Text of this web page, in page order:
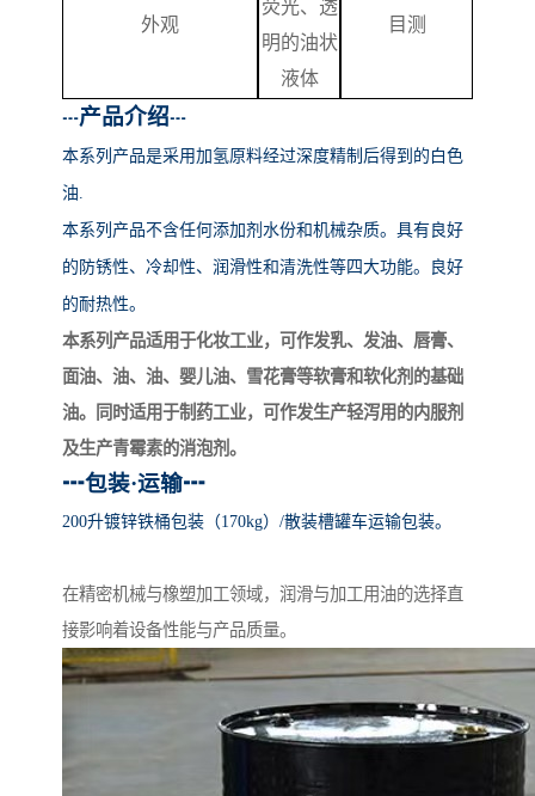
外观
荧光、透
明的油状
液体
目测
┅产品介绍┅
本系列产品是采用加氢原料经过深度精制后得到的白色
油.
本系列产品不含任何添加剂水份和机械杂质。具有良好
的防锈性、冷却性、润滑性和清洗性等四大功能。良好
的耐热性。
本系列产品适用于化妆工业，可作发乳、发油、唇膏、
面油、油、油、婴儿油、雪花膏等软膏和软化剂的基础
油。同时适用于制药工业，可作发生产轻泻用的内服剂
及生产青霉素的消泡剂。
┅包装·运输┅
200升镀锌铁桶包装（170kg）/散装槽罐车运输包装。
在精密机械与橡塑加工领域，润滑与加工用油的选择直
接影响着设备性能与产品质量。